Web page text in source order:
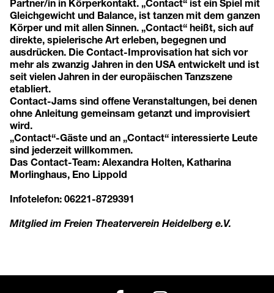
Partner/in in Körperkontakt. „Contact“ ist ein Spiel mit
Gleichgewicht und Balance, ist tanzen mit dem ganzen
Körper und mit allen Sinnen. „Contact“ heißt, sich auf
direkte, spielerische Art erleben, begegnen und
ausdrücken. Die Contact-Improvisation hat sich vor
mehr als zwanzig Jahren in den USA entwickelt und ist
seit vielen Jahren in der europäischen Tanzszene
etabliert.
Contact-Jams sind offene Veranstaltungen, bei denen
ohne Anleitung gemeinsam getanzt und improvisiert
wird.
„Contact“-Gäste und an „Contact“ interessierte Leute
sind jederzeit willkommen.
Das Contact-Team: Alexandra Holten, Katharina
Morlinghaus, Eno Lippold
Infotelefon: 06221-8729391
Mitglied im Freien Theaterverein Heidelberg e.V.